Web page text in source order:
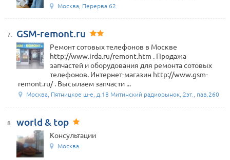
Москва, Перерва 62
7. GSM-remont.ru
Ремонт сотовых телефонов в Москве
http://www.irda.ru/remont.htm . Продажа
запчастей и оборудования для ремонта сотовых
телефонов. Интернет-магазин http://www.gsm-
remont.ru/ . Высылаем запчасти ...
Москва, Пятницкое ш-е, д.18 Митинский радиорынок, 2эт., пав.260
8. world & top
Консультации
Москва